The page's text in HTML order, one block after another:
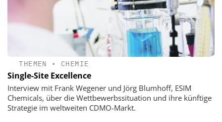
THEMEN • CHEMIE
Single-Site Excellence
Interview mit Frank Wegener und Jörg Blumhoff, ESIM
Chemicals, über die Wettbewerbssituation und ihre künftige
Strategie im weltweiten CDMO-Markt.